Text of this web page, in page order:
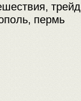
пермь